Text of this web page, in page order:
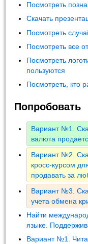
Посмотреть
Скачать
Посмотреть
Посмотреть все
Посмотреть
пользуются
Посмотреть, кто
Попробовать
Вариант №1.
валюта
Вариант №2.
кросс-курсом
продавать за
Вариант №3.
учета обмена
Найти
языке.
Вариант №1.